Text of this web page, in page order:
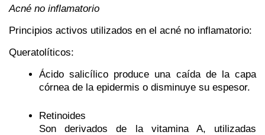
Acné no inflamatorio
Principios activos utilizados en el acné no inflamatorio:
Queratolíticos:
Ácido salicílico produce una caída de la capa
córnea de la epidermis o disminuye su espesor.
Retinoides
Son derivados de la vitamina A, utilizadas